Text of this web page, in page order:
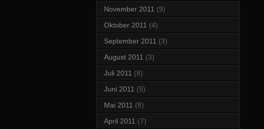
November 2011 (9)
Oktober 2011 (4)
September 2011 (3)
August 2011 (3)
Juli 2011 (8)
Juni 2011 (5)
Mai 2011 (8)
April 2011 (7)